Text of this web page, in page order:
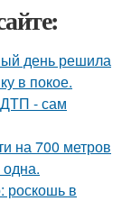
день решила
в покое.
- сам
на 700 метров
роскошь в